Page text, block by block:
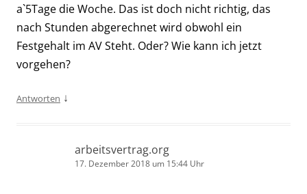
a`5Tage die Woche. Das ist doch nicht richtig, das
nach Stunden abgerechnet wird obwohl ein
Festgehalt im AV Steht. Oder? Wie kann ich jetzt
vorgehen?
Antworten ↓
arbeitsvertrag.org
17. Dezember 2018 um 15:44 Uhr